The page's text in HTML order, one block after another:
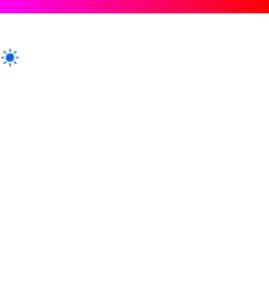
Cambiar a la versión clara / oscura